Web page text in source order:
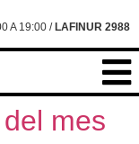
A 19:00 / LAFINUR 2988
mes